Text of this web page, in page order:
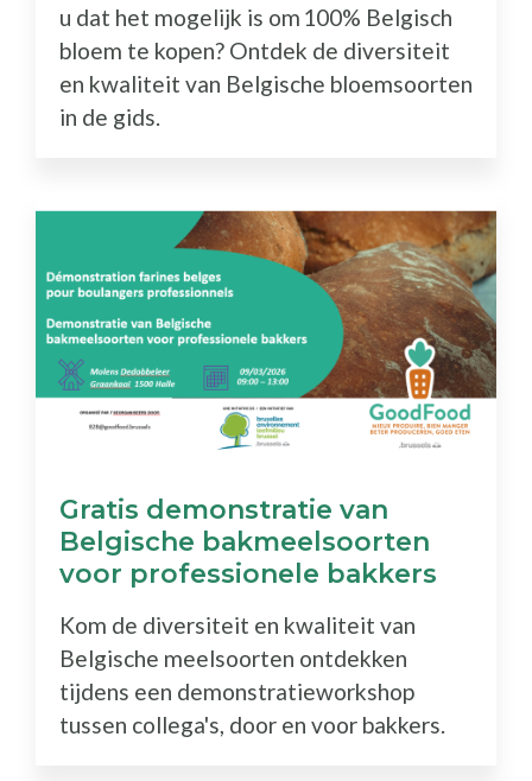
u dat het mogelijk is om 100% Belgisch
bloem te kopen? Ontdek de diversiteit
en kwaliteit van Belgische bloemsoorten
in de gids.
Gratis demonstratie van
Belgische bakmeelsoorten
voor professionele bakkers
Kom de diversiteit en kwaliteit van
Belgische meelsoorten ontdekken
tijdens een demonstratieworkshop
tussen collega's, door en voor bakkers.